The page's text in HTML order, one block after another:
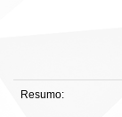
Resumo: